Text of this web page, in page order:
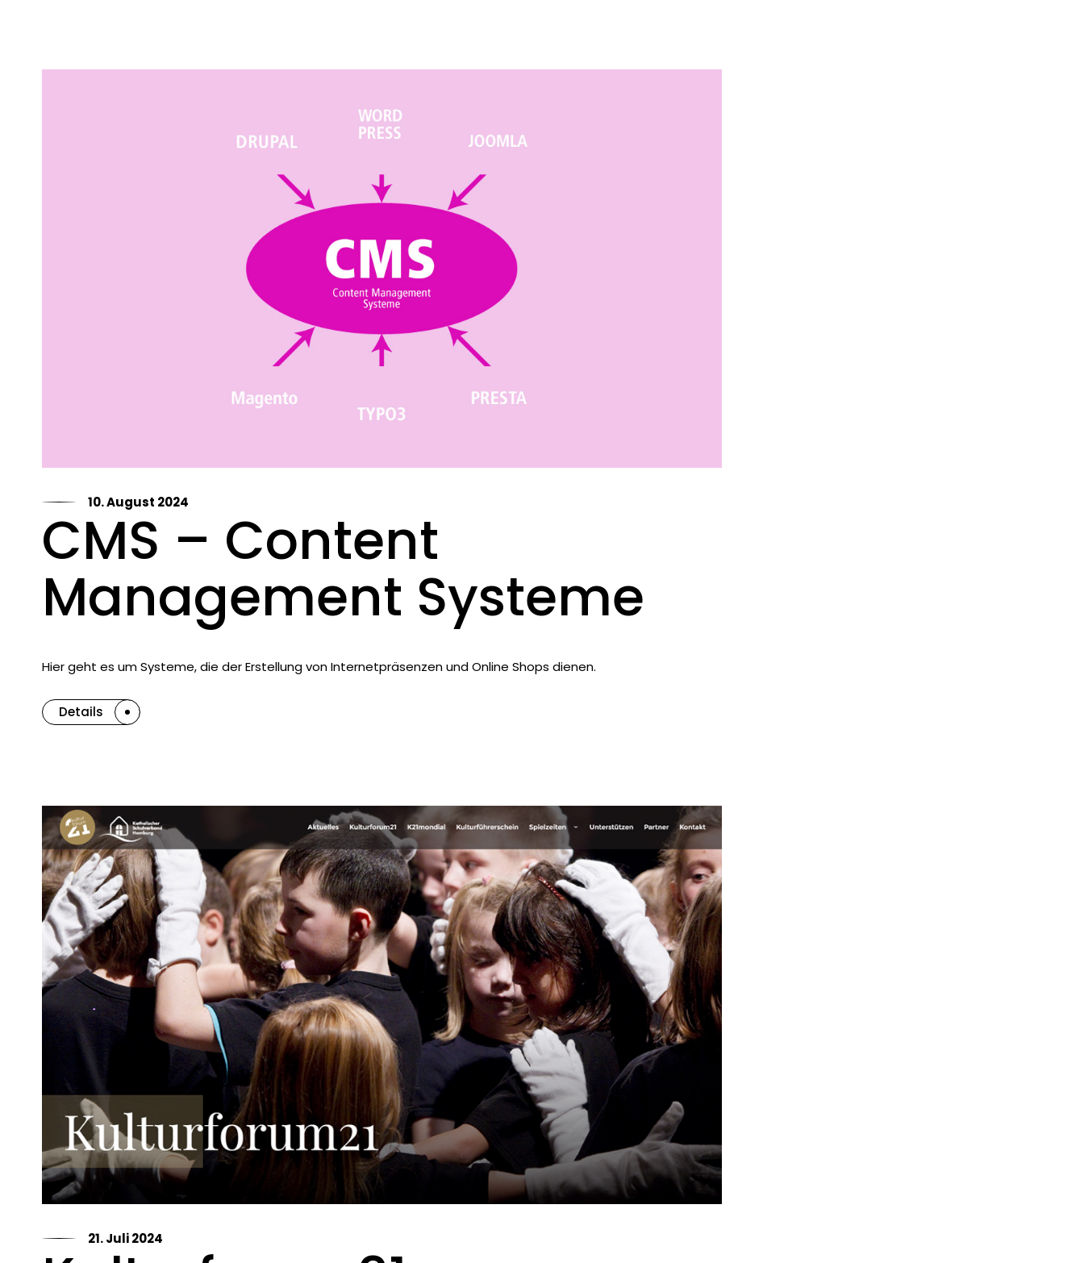
10. August 2024
CMS – Content
Management Systeme
Hier geht es um Systeme, die der Erstellung von Internetpräsenzen und Online Shops dienen.
Details
21. Juli 2024